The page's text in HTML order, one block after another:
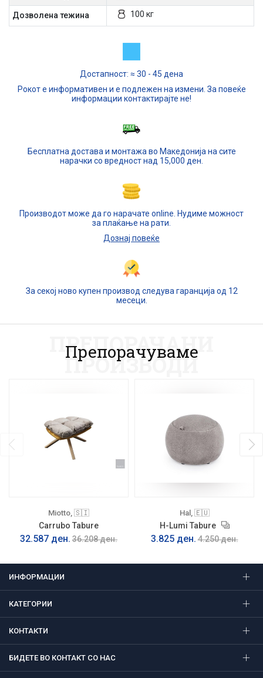
Дозволена тежина 100 кг
Достапност: ≈ 30 - 45 дена
Рокот е информативен и е подлежен на измени. За повеќе
информации контактирајте не!
Бесплатна достава и монтажа во Македонија на сите
нарачки со вредност над 15,000 ден.
Производот може да го нарачате online. Нудиме можност
за плаќање на рати.
Дознај повеќе
За секој ново купен производ следува гаранција од 12
месеци.
Препорачуваме
ПРЕПОРАЧАНИ
ПРОИЗВОДИ
Miotto, 🇸🇮
Carrubo Tabure
32.587 ден. 36.208 ден.
Hal, 🇪🇺
H-Lumi Tabure
3.825 ден. 4.250 ден.
ИНФОРМАЦИИ
КАТЕГОРИИ
КОНТАКТИ
БИДЕТЕ ВО КОНТАКТ СО НАС